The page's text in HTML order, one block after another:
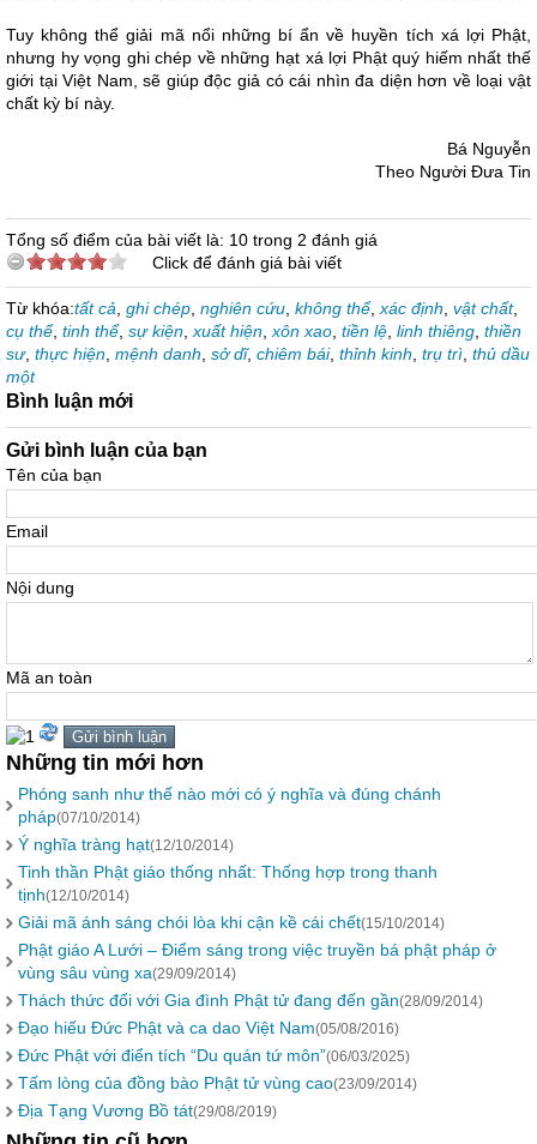
Tuy không thể giải mã nổi những bí ẩn về huyền tích xá lợi Phật,
nhưng hy vọng ghi chép về những hạt xá lợi Phật quý hiếm nhất thế
giới tại Việt Nam, sẽ giúp độc giả có cái nhìn đa diện hơn về loại vật
chất kỳ bí này.
Bá Nguyễn
Theo Người Đưa Tin
Tổng số điểm của bài viết là: 10 trong 2 đánh giá
Click để đánh giá bài viết
Từ khóa:tất cả ghi chép nghiên cứu không thể, xác định vật chất,
cụ thể, tinh thể, sự kiện xuất hiện xôn xao tiền lệ linh thiêng thiền
sư, thực hiện mệnh danh sở dĩ, chiêm bái, thỉnh kinh trụ trì thủ dầu
một
Bình luận mới
Gửi bình luận của bạn
Tên của bạn
Email
Nội dung
Mã an toàn
Những tin mới hơn
Phóng sanh như thế nào mới có ý nghĩa và đúng chánh
pháp(07/10/2014)
Ý nghĩa tràng hạt(12/10/2014)
Tinh thần Phật giáo thống nhất: Thống hợp trong thanh
tịnh(12/10/2014)
Giải mã ánh sáng chói lòa khi cận kề cái chết(15/10/2014)
Phật giáo A Lưới – Điểm sáng trong việc truyền bá phật pháp ở
vùng sâu vùng xa(29/09/2014)
Thách thức đối với Gia đình Phật tử đang đến gần(28/09/2014)
Đạo hiếu Đức Phật và ca dao Việt Nam(05/08/2016)
Đức Phật với điển tích “Du quán tứ môn”(06/03/2025)
Tấm lòng của đồng bào Phật tử vùng cao(23/09/2014)
Địa Tạng Vương Bồ tát(29/08/2019)